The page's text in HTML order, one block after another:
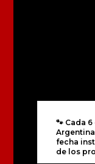
🐾 Cada
fecha
de los